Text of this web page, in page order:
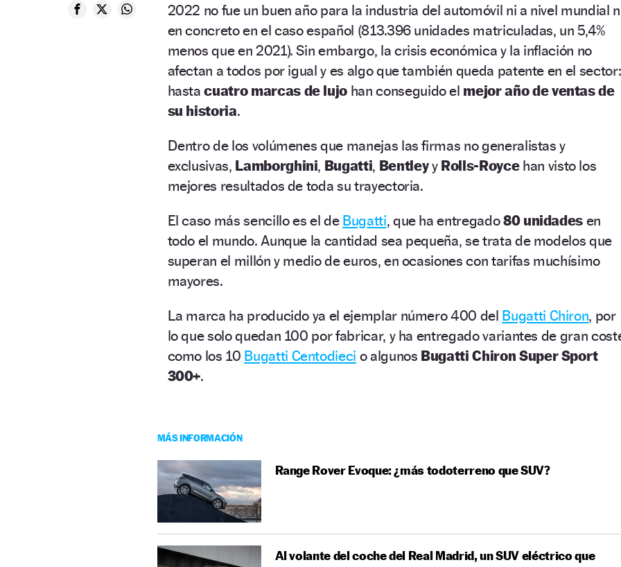
2022 no fue un buen año para la industria del automóvil ni a nivel mundial
en concreto en el caso español (813.396 unidades matriculadas, un 5,4%
menos que en 2021). Sin embargo, la crisis económica y la inflación no
afectan a todos por igual y es algo que también queda patente en el sector:
hastacuatro marcas de lujo han conseguido el mejor año de ventas de
su historia.
Dentro de los volúmenes que manejas las firmas no generalistas y
exclusivas, Lamborghini, Bugatti, Bentleyy Rolls-Roycehan visto los
mejores resultados de toda su trayectoria.
El caso más sencillo es el de Bugatti, que ha entregado80 unidades en
todo el mundo. Aunque la cantidad sea pequeña, se trata de modelos que
superan el millón y medio de euros, en ocasiones con tarifas muchísimo
mayores.
La marca ha producido ya el ejemplar número 400 del Bugatti Chiron, por
lo que solo quedan 100 por fabricar, y ha entregado variantes de gran
como los 10 Bugatti Centodieci o algunos Bugatti Chiron Super Sport
300+.
MÁS INFORMACIÓN
Range Rover Evoque: ¿más todoterreno que SUV?
Al volante del coche del Real Madrid, un SUV eléctrico que